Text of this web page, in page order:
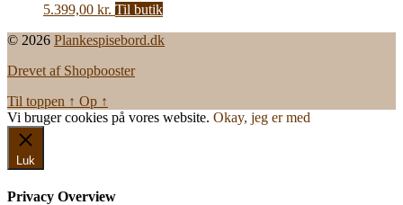
5.399,00 kr. Til butik
© 2026 Plankespisebord.dk
Drevet af Shopbooster
Til toppen ↑ Op ↑
Vi bruger cookies på vores website. Okay, jeg er med
Luk
Privacy Overview